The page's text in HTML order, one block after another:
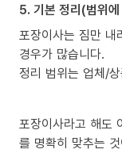
5. 기본 정리(범위
포장이사는 짐만 내
경우가 많습니다.
정리 범위는 업체/
포장이사라고 해도
를 명확히 맞추는